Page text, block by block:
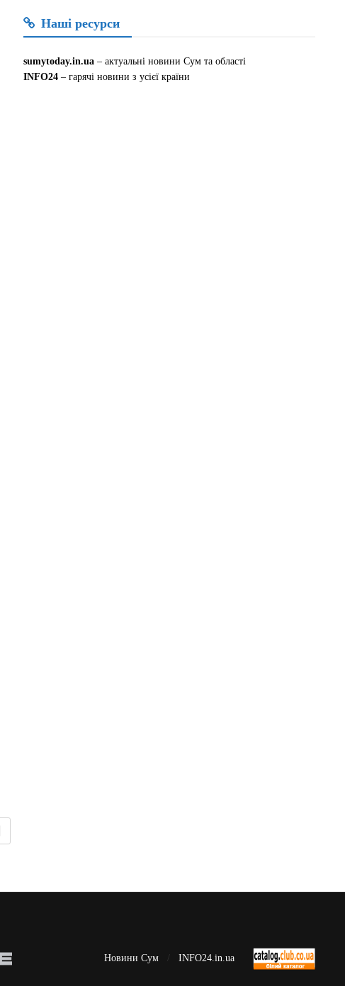
Наші ресурси
sumytoday.in.ua – актуальні новини Сум та області
INFO24 – гарячі новини з усієї країни
Новини Сум INFO24.in.ua